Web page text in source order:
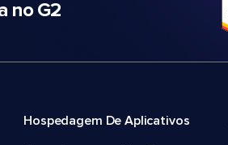
no G2
Hospedagem De Aplicativos